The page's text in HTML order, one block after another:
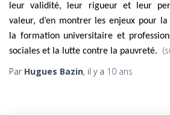
leur validité, leur rigueur et leur
valeur, d’en montrer les enjeux pour
la formation universitaire et
sociales et la lutte contre la pauvreté.
Par Hugues Bazin, il y a 10 ans